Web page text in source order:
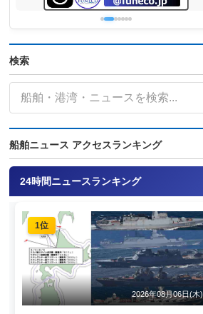
検索
船舶ニュース アクセスランキング
24時間ニュースランキング
1位
2026年08月06日(木)